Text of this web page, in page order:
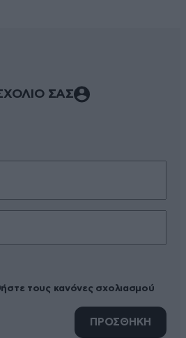
ΣΑΣ
τους κανόνες σχολιασμού
ΠΡΟΣΘΗΚΗ